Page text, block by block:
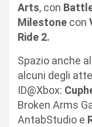
Arts, con
Milestone con
Ride 2.
Spazio anche
alcuni degli
ID@Xbox:
Broken Arms
AntabStudio e